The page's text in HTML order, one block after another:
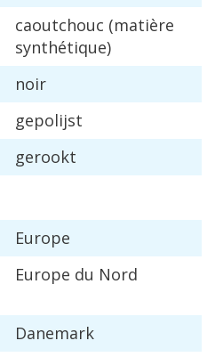
caoutchouc (matière
synthétique)
noir
gepolijst
gerookt
Europe
Europe du Nord
Danemark